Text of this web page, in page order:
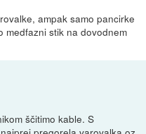
ampak samo pancirke
medfazni stik na dovodnem
ščitimo kable. S